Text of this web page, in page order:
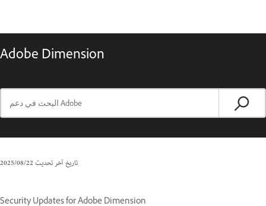
Adobe Dimension
تاريخ آخر تحديث22‏/08‏/2025
Security Updates for Adobe Dimension